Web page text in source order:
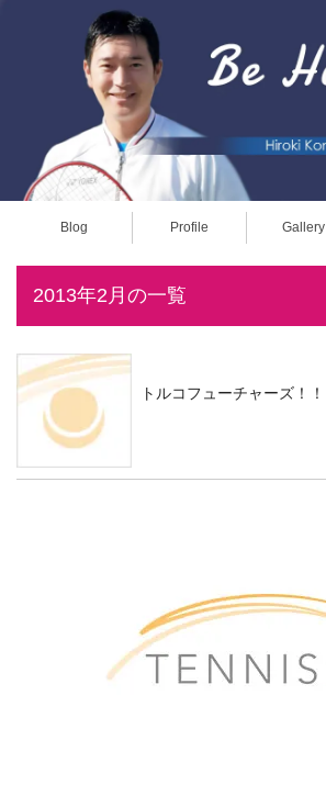
Blog Profile Gallery
2013年2月の一覧
トルコフューチャーズ！！